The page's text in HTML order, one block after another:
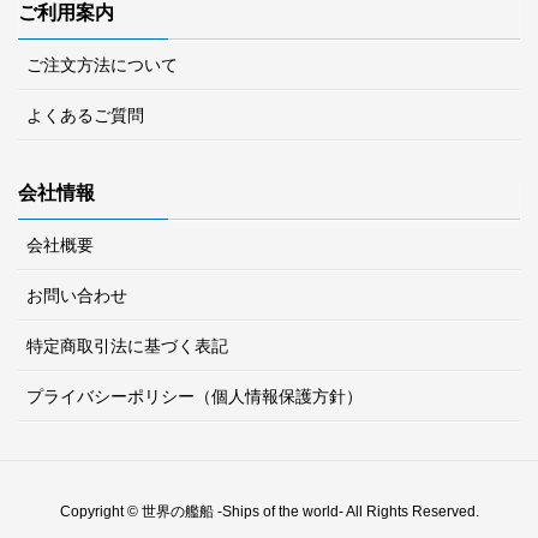
ご利用案内
ご注文方法について
よくあるご質問
会社情報
会社概要
お問い合わせ
特定商取引法に基づく表記
プライバシーポリシー（個人情報保護方針）
Copyright © 世界の艦船 -Ships of the world- All Rights Reserved.